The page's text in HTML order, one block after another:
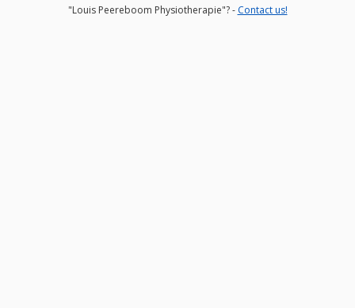
"Louis Peereboom Physiotherapie"? - Contact us!